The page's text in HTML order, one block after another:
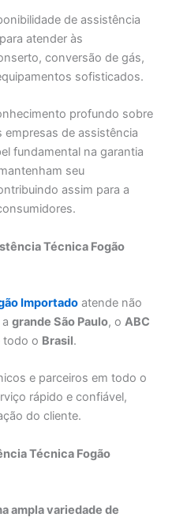
de assistência
atender às
conversão de gás,
sofisticados.
profundo sobre
empresas de assistência
fundamental na garantia
seu
assim para a
Técnica Fogão
Importado atende não
agrande São Paulo, oABC
todo o Brasil.
e parceiros em todo o
rápido e confiável,
do cliente.
Técnica Fogão
ampla variedade de